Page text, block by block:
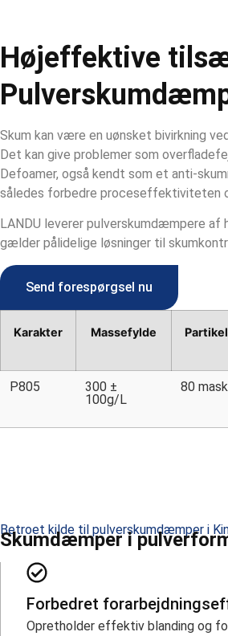
Højeffektive
Skum kan være en uønsket bivirkning
Det kan give problemer som
Defoamer, også kendt som et anti-
således forbedre proceseffektiviteten
LANDU leverer pulverskumdæmpere
gælder pålidelige løsninger til
Send forespørgsel nu
Karakter Massefylde
P805
300 ±
100g/L
80
Betroet kilde til pulverskumdæmper i
Skumdæmper i
Forbedret
Opretholder effektiv blanding og